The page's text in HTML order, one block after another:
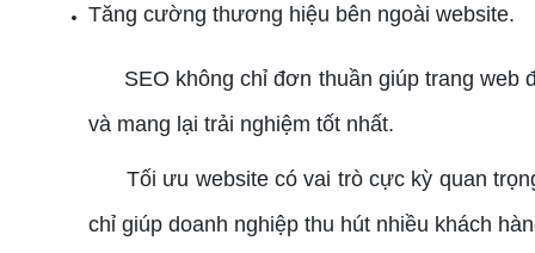
Tăng cường thương hiệu bên ngoài website.
SEO không chỉ đơn thuần giúp trang web
và mang lại trải nghiệm tốt nhất.
Tối ưu website có vai trò cực kỳ quan
chỉ giúp doanh nghiệp thu hút nhiều khách